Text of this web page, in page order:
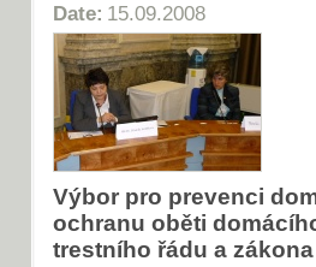
Date: 15.09.2008
Výbor pro prevenci
ochranu oběti
trestního řádu a